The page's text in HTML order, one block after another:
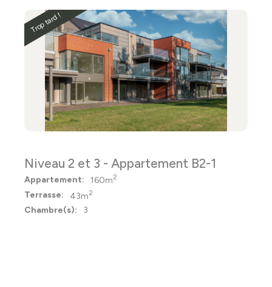
Trop tard !
Niveau 2 et 3 - Appartement B2-1
Appartement: 160m2
Terrasse: 43m2
Chambre(s): 3